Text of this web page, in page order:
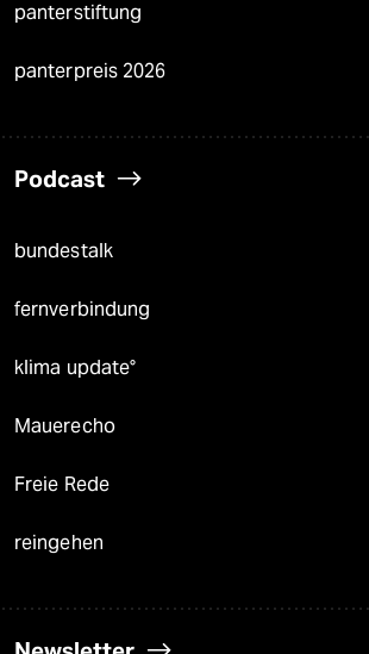
panterstiftung
panterpreis 2026
Podcast
bundestalk
fernverbindung
klima update°
Mauerecho
Freie Rede
reingehen